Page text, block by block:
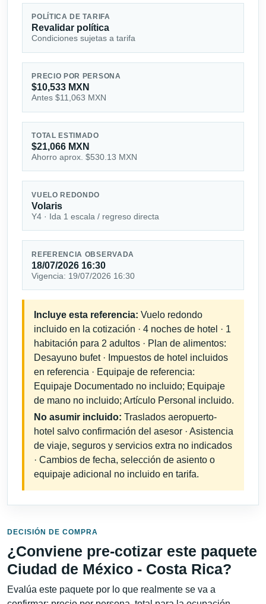
POLÍTICA DE TARIFA
Revalidar política
Condiciones sujetas a tarifa
PRECIO POR PERSONA
$10,533 MXN
Antes $11,063 MXN
TOTAL ESTIMADO
$21,066 MXN
Ahorro aprox. $530.13 MXN
VUELO REDONDO
Volaris
Y4 · Ida 1 escala / regreso directa
REFERENCIA OBSERVADA
18/07/2026 16:30
Vigencia: 19/07/2026 16:30
Incluye esta referencia: Vuelo redondo
incluido en la cotización · 4 noches de hotel · 1
habitación para 2 adultos · Plan de alimentos:
Desayuno bufet · Impuestos de hotel incluidos
en referencia · Equipaje de referencia:
Equipaje Documentado no incluido; Equipaje
de mano no incluido; Artículo Personal incluido.
No asumir incluido: Traslados aeropuerto-
hotel salvo confirmación del asesor · Asistencia
de viaje, seguros y servicios extra no indicados
· Cambios de fecha, selección de asiento o
equipaje adicional no incluido en tarifa.
DECISIÓN DE COMPRA
¿Conviene pre-cotizar este paquete
Ciudad de México - Costa Rica?
Evalúa este paquete por lo que realmente se va a